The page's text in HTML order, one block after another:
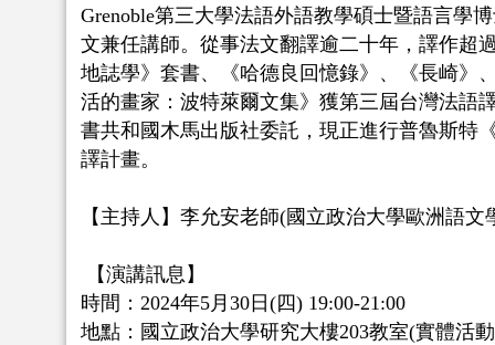
Grenoble第三大學法語外語教學碩士暨語言學
文兼任講師。從事法文翻譯逾二十年，譯作超
地誌學》套書、《哈德良回憶錄》、《長崎》
活的畫家：波特萊爾文集》獲第三屆台灣法語
書共和國木馬出版社委託，現正進行普魯斯特
譯計畫。
【主持人】李允安老師(國立政治大學歐洲語文
【演講訊息】
時間：2024年5月30日(四) 19:00-21:00
地點：國立政治大學研究大樓203教室(實體活